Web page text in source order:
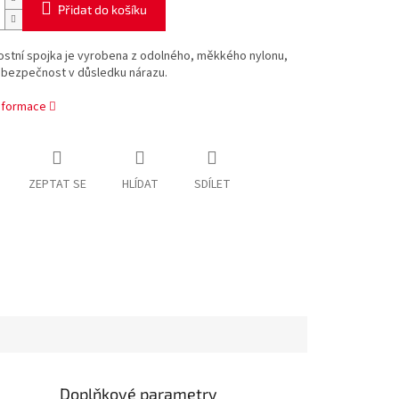
Přidat do košíku
spojka je vyrobena z odolného, měkkého nylonu,
v důsledku nárazu.
ZEPTAT SE HLÍDAT SDÍLET
Doplňkové parametry